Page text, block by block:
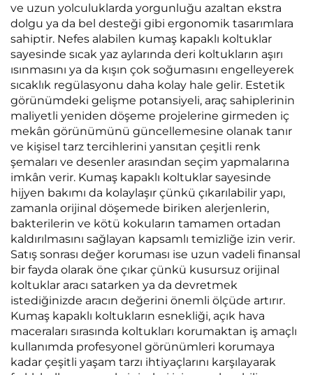
ve uzun yolculuklarda yorgunluğu azaltan ekstra
dolgu ya da bel desteği gibi ergonomik tasarımlara
sahiptir. Nefes alabilen kumaş kapaklı koltuklar
sayesinde sıcak yaz aylarında deri koltukların aşırı
ısınmasını ya da kışın çok soğumasını engelleyerek
sıcaklık regülasyonu daha kolay hale gelir. Estetik
görünümdeki gelişme potansiyeli, araç sahiplerinin
maliyetli yeniden döşeme projelerine girmeden iç
mekân görünümünü güncellemesine olanak tanır
ve kişisel tarz tercihlerini yansıtan çeşitli renk
şemaları ve desenler arasından seçim yapmalarına
imkân verir. Kumaş kapaklı koltuklar sayesinde
hijyen bakımı da kolaylaşır çünkü çıkarılabilir yapı,
zamanla orijinal döşemede biriken alerjenlerin,
bakterilerin ve kötü kokuların tamamen ortadan
kaldırılmasını sağlayan kapsamlı temizliğe izin verir.
Satış sonrası değer koruması ise uzun vadeli finansal
bir fayda olarak öne çıkar çünkü kusursuz orijinal
koltuklar aracı satarken ya da devretmek
istediğinizde aracın değerini önemli ölçüde artırır.
Kumaş kapaklı koltukların esnekliği, açık hava
maceraları sırasında koltukları korumaktan iş amaçlı
kullanımda profesyonel görünümleri korumaya
kadar çeşitli yaşam tarzı ihtiyaçlarını karşılayarak